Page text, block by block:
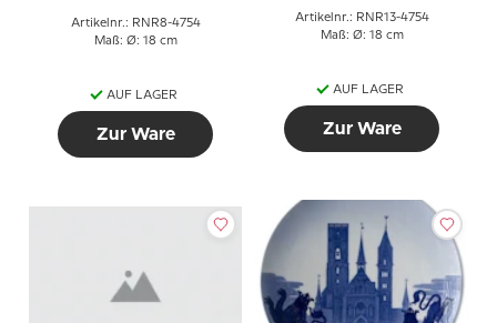
Artikelnr.: RNR8-4754
Maß: Ø: 18 cm
AUF LAGER
Zur Ware
Artikelnr.: RNR13-4754
Maß: Ø: 18 cm
AUF LAGER
Zur Ware